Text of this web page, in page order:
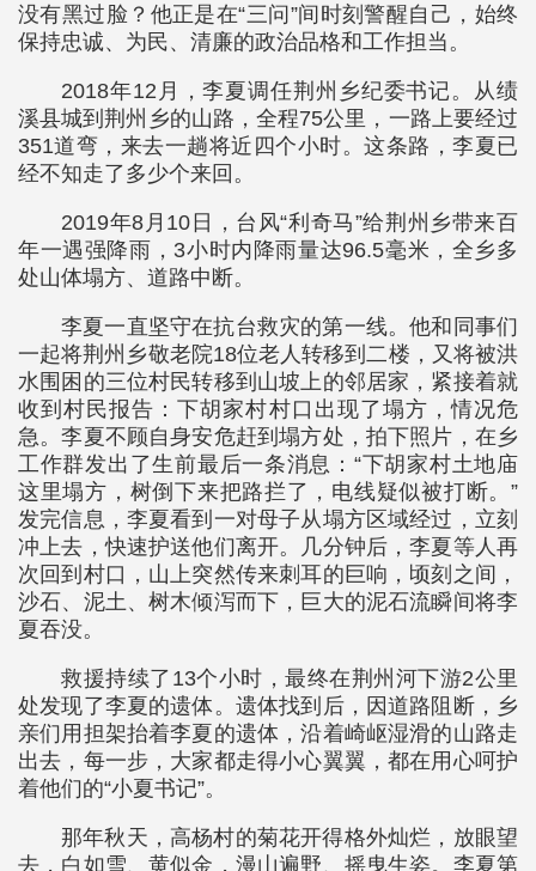
没有黑过脸？他正是在“三问”间时刻警醒自己，始终
保持忠诚、为民、清廉的政治品格和工作担当。
2018年12月，李夏调任荆州乡纪委书记。从绩
溪县城到荆州乡的山路，全程75公里，一路上要经过
351道弯，来去一趟将近四个小时。这条路，李夏已
经不知走了多少个来回。
2019年8月10日，台风“利奇马”给荆州乡带来百
年一遇强降雨，3小时内降雨量达96.5毫米，全乡多
处山体塌方、道路中断。
李夏一直坚守在抗台救灾的第一线。他和同事们
一起将荆州乡敬老院18位老人转移到二楼，又将被洪
水围困的三位村民转移到山坡上的邻居家，紧接着就
收到村民报告：下胡家村村口出现了塌方，情况危
急。李夏不顾自身安危赶到塌方处，拍下照片，在乡
工作群发出了生前最后一条消息：“下胡家村土地庙
这里塌方，树倒下来把路拦了，电线疑似被打断。”
发完信息，李夏看到一对母子从塌方区域经过，立刻
冲上去，快速护送他们离开。几分钟后，李夏等人再
次回到村口，山上突然传来刺耳的巨响，顷刻之间，
沙石、泥土、树木倾泻而下，巨大的泥石流瞬间将李
夏吞没。
救援持续了13个小时，最终在荆州河下游2公里
处发现了李夏的遗体。遗体找到后，因道路阻断，乡
亲们用担架抬着李夏的遗体，沿着崎岖湿滑的山路走
出去，每一步，大家都走得小心翼翼，都在用心呵护
着他们的“小夏书记”。
那年秋天，高杨村的菊花开得格外灿烂，放眼望
去，白如雪、黄似金，漫山遍野、摇曳生姿。李夏第